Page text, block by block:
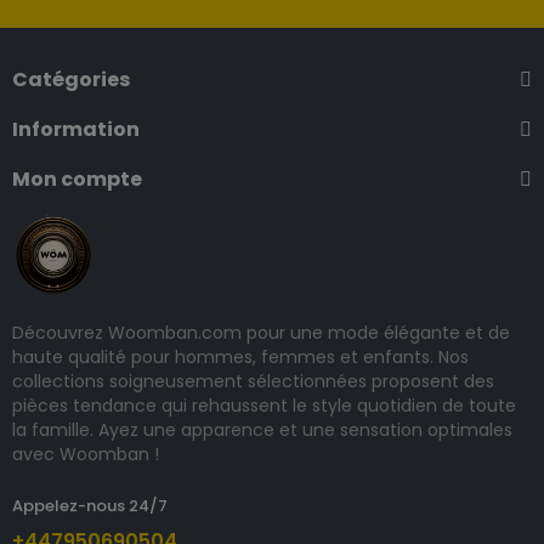
Catégories
Information
Mon compte
Découvrez Woomban.com pour une mode élégante et de
haute qualité pour hommes, femmes et enfants. Nos
collections soigneusement sélectionnées proposent des
pièces tendance qui rehaussent le style quotidien de toute
la famille. Ayez une apparence et une sensation optimales
avec Woomban !
Appelez-nous 24/7